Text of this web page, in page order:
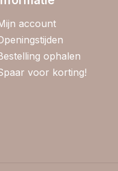
account
ophalen
voor korting!